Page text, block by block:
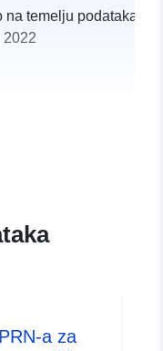
na temelju
2022
a6d89b73cde6
a za